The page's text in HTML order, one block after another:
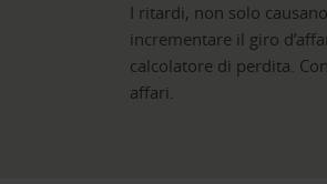
I ritardi, non solo
incrementare il giro
calcolatore di perdita.
affari.